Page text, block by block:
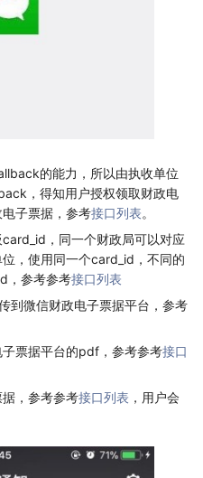
的能力，所以由执收单位
，得知用户授权领取财政电
子票据，参考接口列表。
，同一个财政局可以对应
，使用同一个card_id，不同的
，参考参考接口列表
到微信财政电子票据平台，参考
票据平台的pdf，参考参考接口
，参考参考接口列表 ，用户会